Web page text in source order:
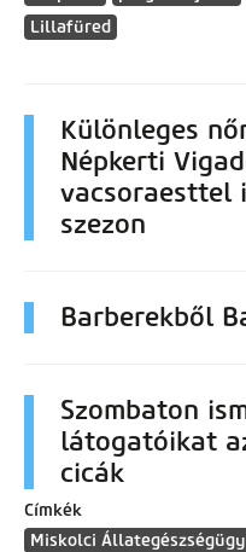
Lillafüred
Különleges
Népkerti
vacsoraesttel
szezon
Barberekből
Szombaton
látogatóikat
cicák
Címkék
Miskolci